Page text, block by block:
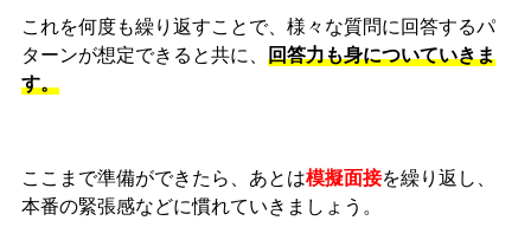
これを何度も繰り返すことで、様々な質問に回答するパ
ターンが想定できると共に、 回答力も身についていきま
す。
ここまで準備ができたら、あとは模擬面接を繰り返し、
本番の緊張感などに慣れていきましょう。